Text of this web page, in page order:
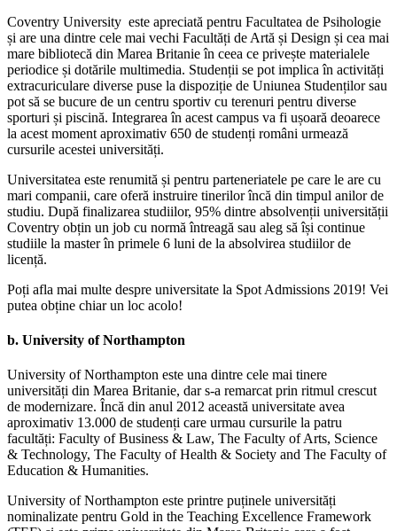
Coventry University este apreciată pentru Facultatea de Psihologie
și are una dintre cele mai vechi Facultăți de Artă și Design și cea mai
mare bibliotecă din Marea Britanie în ceea ce privește materialele
periodice și dotările multimedia. Studenții se pot implica în activități
extracuriculare diverse puse la dispoziție de Uniunea Studenților sau
pot să se bucure de un centru sportiv cu terenuri pentru diverse
sporturi și piscină. Integrarea în acest campus va fi ușoară deoarece
la acest moment aproximativ 650 de studenți români urmează
cursurile acestei universități.
Universitatea este renumită și pentru parteneriatele pe care le are cu
mari companii, care oferă instruire tinerilor încă din timpul anilor de
studiu. După finalizarea studiilor, 95% dintre absolvenții universității
Coventry obțin un job cu normă întreagă sau aleg să își continue
studiile la master în primele 6 luni de la absolvirea studiilor de
licență.
Poți afla mai multe despre universitate la Spot Admissions 2019! Vei
putea obține chiar un loc acolo!
b. University of Northampton
University of Northampton este una dintre cele mai tinere
universități din Marea Britanie, dar s-a remarcat prin ritmul crescut
de modernizare. Încă din anul 2012 această universitate avea
aproximativ 13.000 de studenți care urmau cursurile la patru
facultăți: Faculty of Business & Law, The Faculty of Arts, Science
& Technology, The Faculty of Health & Society and The Faculty of
Education & Humanities.
University of Northampton este printre puținele universități
nominalizate pentru Gold in the Teaching Excellence Framework